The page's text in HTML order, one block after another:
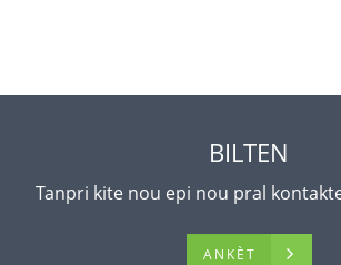
BILTEN
Tanpri kite nou epi nou pral
ANKÈT